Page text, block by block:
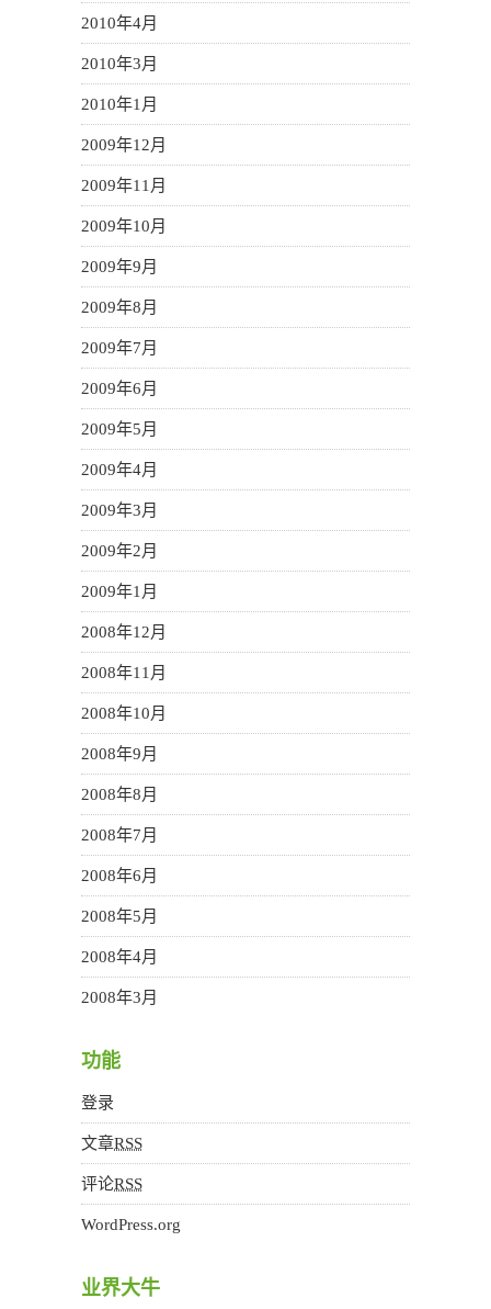
2010年4月
2010年3月
2010年1月
2009年12月
2009年11月
2009年10月
2009年9月
2009年8月
2009年7月
2009年6月
2009年5月
2009年4月
2009年3月
2009年2月
2009年1月
2008年12月
2008年11月
2008年10月
2008年9月
2008年8月
2008年7月
2008年6月
2008年5月
2008年4月
2008年3月
功能
登录
文章RSS
评论RSS
WordPress.org
业界大牛